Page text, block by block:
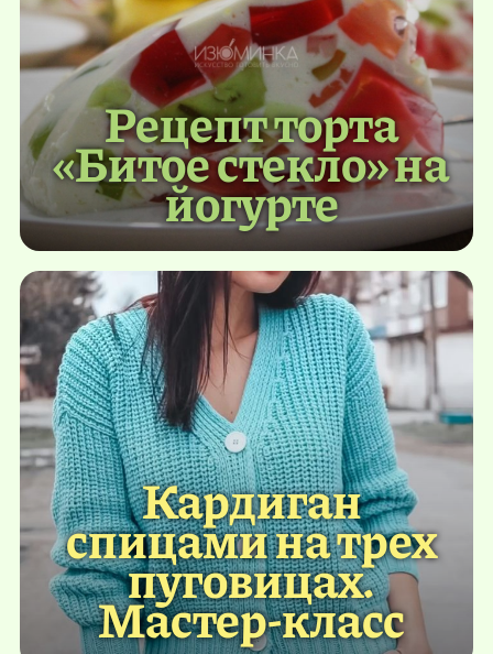
Рецепт торта
«Битое стекло» на
йогурте
Кардиган
спицами на трех
пуговицах.
Мастер-класс